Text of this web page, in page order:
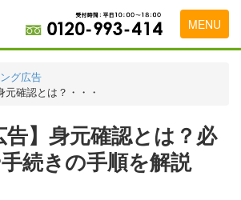
MENU
の方
お考えの方
グ広告
元確認とは？・・・
告】身元確認とは？必
続きの手順を解説